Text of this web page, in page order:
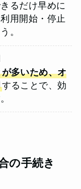
るだけ早めに
用開始・停止
。
多いため、オ
することで、効
の手続き